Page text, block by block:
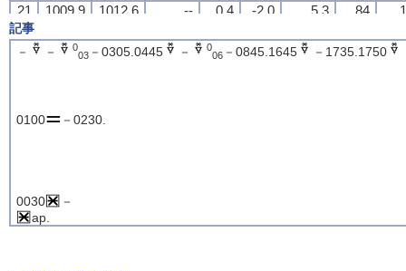
21
1009.9 1012.6 -- 0.4 -2.0 5.3 84
22
23
1009.2 1011.9 -- 0.2 -1.9 5.3 86
21
1009.9 1012.6 -- 0.4 -2.0 5.3 84
22
23
1009.2 1011.9 -- 0.2 -1.9 5.3 86
21
1009.9 1012.6 -- 0.4 -2.0 5.3 84
22
23
1009.2 1011.9 -- 0.2 -1.9 5.3 86
21
1009.9 1012.6 -- 0.4 -2.0 5.3 84
22
23
1009.2 1011.9 -- 0.2 -1.9 5.3 86
記事
－
－ 0
03－0305.0445 － 0
06－0845.1645 －1735.1750
0100 －0230.
0030
－
ap.